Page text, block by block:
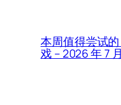
本周值得尝试
戏 – 2026 年 7